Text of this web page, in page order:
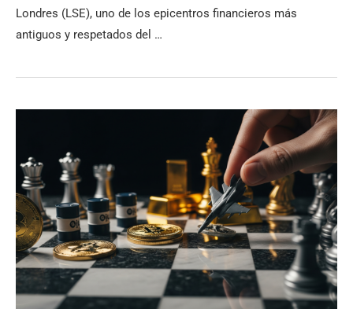
Londres (LSE), uno de los epicentros financieros más
antiguos y respetados del …